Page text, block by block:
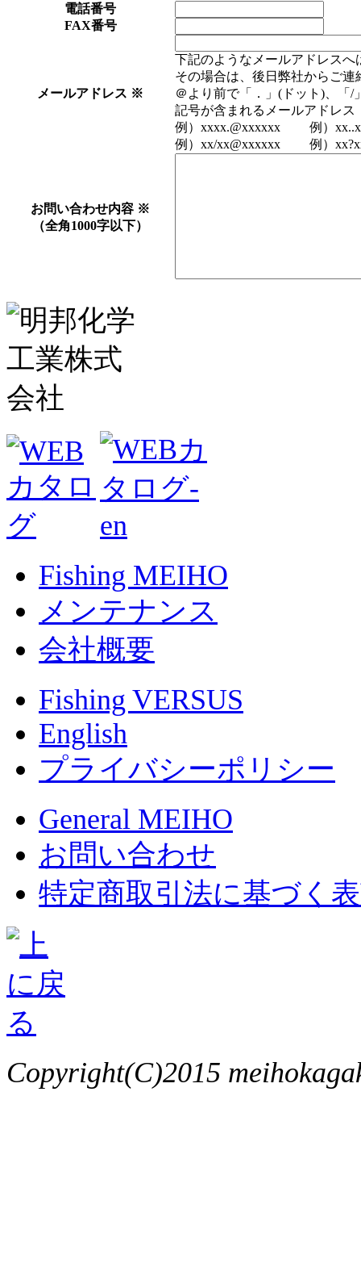
電話番号
FAX番号
メールアドレス ※
下記のようなメールアドレス
その場合は、後日弊社からご連
＠より前で「．」(ドット)、「/
記号が含まれるメールアドレス
例）xxxx.@xxxxxx 例）
例）xx/xx@xxxxxx 例）
お問い合わせ内容 ※
（全角1000字以下）
Fishing MEIHO
メンテナンス
会社概要
Fishing VERSUS
English
プライバシーポリシー
General MEIHO
お問い合わせ
特定商取引法に基づく
Copyright(C)2015